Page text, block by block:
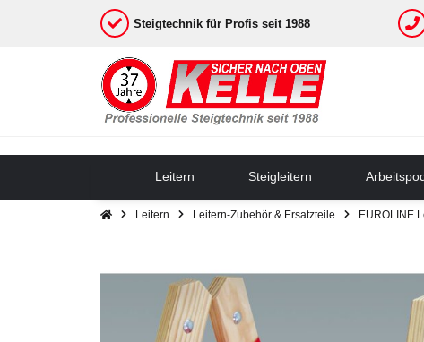
Steigtechnik für Profis seit 1988
Leitern Steigleitern
Leitern Leitern-Zubehör & Ersatzteile EUROLINE